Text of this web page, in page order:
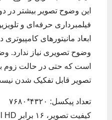
این وضوح تصویر بیشتر در
فیلمبرداری حرفه‌ای و
ابعاد مانیتورهای
است که حتی در حالت زوم
تصویر قابل تفکیک شدن
تعداد پیکسل: ۴۳۲۰*۷۶۸۰
کیفیت تصویر، ۱۶ برابر Full HD